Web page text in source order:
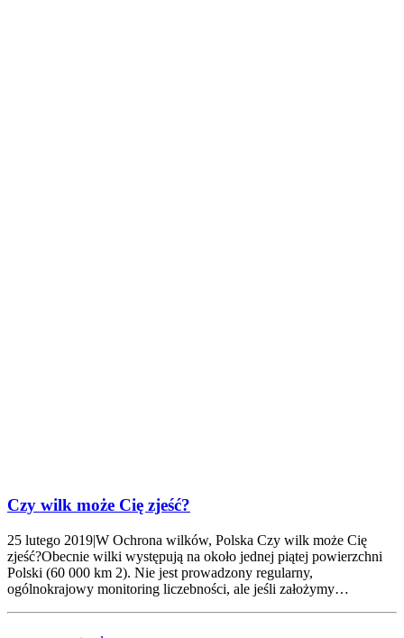
Czy wilk może Cię zjeść?
25 lutego 2019|W Ochrona wilków, Polska Czy wilk może Cię
zjeść?Obecnie wilki występują na około jednej piątej powierzchni
Polski (60 000 km 2). Nie jest prowadzony regularny,
ogólnokrajowy monitoring liczebności, ale jeśli założymy…